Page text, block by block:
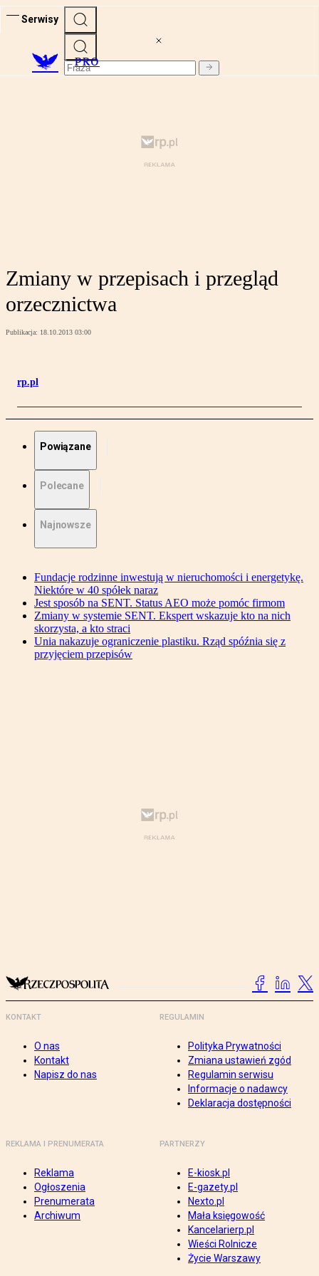
Serwisy
PRO
Zmiany w przepisach i przegląd
orzecznictwa
Publikacja: 18.10.2013 03:00
rp.pl
Powiązane
Polecane
Najnowsze
Fundacje rodzinne inwestują w nieruchomości i energetykę.
Niektóre w 40 spółek naraz
Jest sposób na SENT. Status AEO może pomóc firmom
Zmiany w systemie SENT. Ekspert wskazuje kto na nich
skorzysta, a kto straci
Unia nakazuje ograniczenie plastiku. Rząd spóźnia się z
przyjęciem przepisów
KONTAKT
O nas
Kontakt
Napisz do nas
REGULAMIN
Polityka Prywatności
Zmiana ustawień zgód
Regulamin serwisu
Informacje o nadawcy
Deklaracja dostępności
REKLAMA I PRENUMERATA
Reklama
Ogłoszenia
Prenumerata
Archiwum
PARTNERZY
E-kiosk.pl
E-gazety.pl
Nexto.pl
Mała księgowość
Kancelarierp.pl
Wieści Rolnicze
Życie Warszawy